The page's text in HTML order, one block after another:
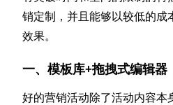
销定制，并且能够以较低的成
效果。
一、模板库+拖拽式编辑器
好的营销活动除了活动内容本